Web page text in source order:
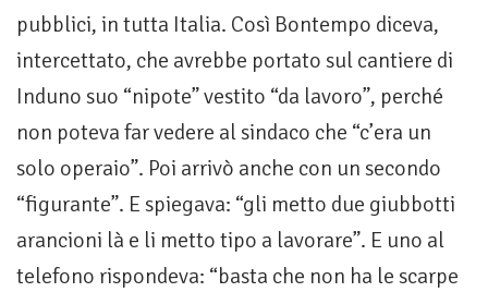
pubblici, in tutta Italia. Così Bontempo diceva,
intercettato, che avrebbe portato sul cantiere di
Induno suo “nipote” vestito “da lavoro”, perché
non poteva far vedere al sindaco che “c’era un
solo operaio”. Poi arrivò anche con un secondo
“figurante”. E spiegava: “gli metto due giubbotti
arancioni là e li metto tipo a lavorare”. E uno al
telefono rispondeva: “basta che non ha le scarpe